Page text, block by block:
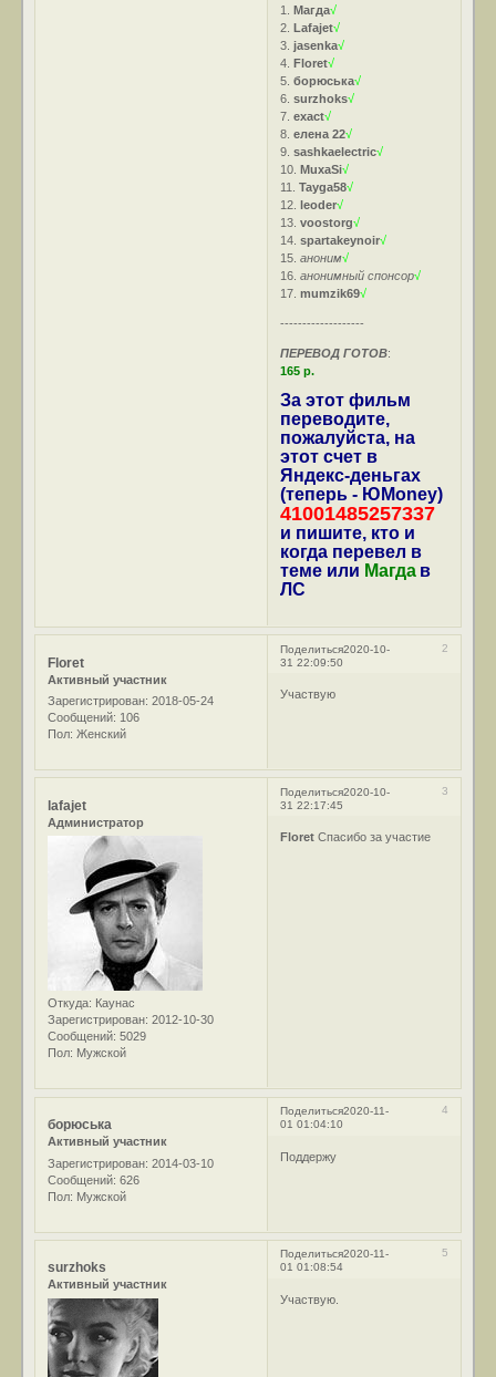
1.Магда√
2.Lafajet√
3.jasenka√
4.Floret√
5.борюська√
6.surzhoks√
7.exact√
8.елена 22√
9.sashkaelectric√
10.MuxaSi√
11.Tayga58√
12.leoder√
13.voostorg√
14.spartakeynoir√
15.аноним√
16.анонимный спонсор√
17.mumzik69√
-------------------
ПЕРЕВОД ГОТОВ:
165 р.
За этот фильм
переводите,
пожалуйста, на
этот счет в
Яндекс-деньгах
(теперь - ЮMoney)
41001485257337
и пишите, кто и
когда перевел в
теме или Магда в
ЛС
Поделиться 2
2020-10-
31 22:09:50
Floret
Активный участник
Зарегистрирован: 2018-05-24
Сообщений: 106
Пол: Женский
Участвую
Поделиться 3
2020-10-
31 22:17:45
lafajet
Администратор
Откуда: Каунас
Зарегистрирован: 2012-10-30
Сообщений: 5029
Пол: Мужской
Floret Спасибо за участие
Поделиться 4
2020-11-
01 01:04:10
борюська
Активный участник
Зарегистрирован: 2014-03-10
Сообщений: 626
Пол: Мужской
Поддержу
Поделиться 5
2020-11-
01 01:08:54
surzhoks
Активный участник
Участвую.